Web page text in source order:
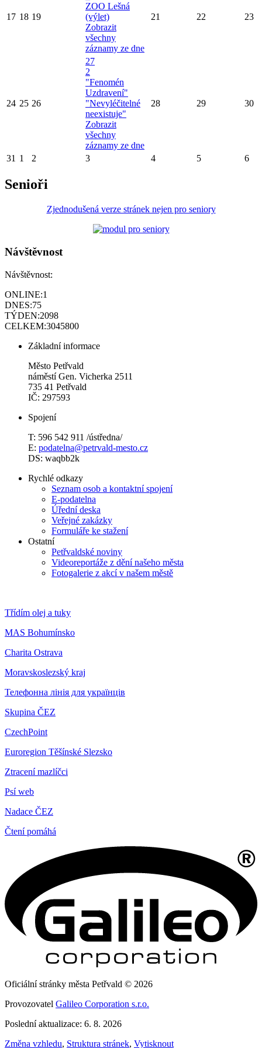
17 18 19
ZOO Lešná
(výlet)
Zobrazit
všechny
záznamy ze dne
21 22 23
24 25 26
27
2
"Fenomén
Uzdravení"
"Nevyléčitelné
neexistuje"
Zobrazit
všechny
záznamy ze dne
28 29 30
31 1 2 3 4 5 6
Senioři
Zjednodušená verze stránek nejen pro seniory
Návštěvnost
Návštěvnost:
ONLINE:1
DNES:75
TÝDEN:2098
CELKEM:3045800
Základní informace
Město Petřvald
náměstí Gen. Vicherka 2511
735 41 Petřvald
IČ: 297593
Spojení
T: 596 542 911 /ústředna/
E: podatelna@petrvald-mesto.cz
DS: waqbb2k
Rychlé odkazy
Seznam osob a kontaktní spojení
E-podatelna
Úřední deska
Veřejné zakázky
Formuláře ke stažení
Ostatní
Petřvaldské noviny
Videoreportáže z dění našeho města
Fotogalerie z akcí v našem městě
Třídím olej a tuky
MAS Bohumínsko
Charita Ostrava
Moravskoslezský kraj
Телефонна лінія для українців
Skupina ČEZ
CzechPoint
Euroregion Těšínské Slezsko
Ztracení mazlíčci
Psí web
Nadace ČEZ
Čtení pomáhá
Oficiální stránky města Petřvald © 2026
Provozovatel Galileo Corporation s.r.o.
Poslední aktualizace: 6. 8. 2026
Změna vzhledu, Struktura stránek, Vytisknout